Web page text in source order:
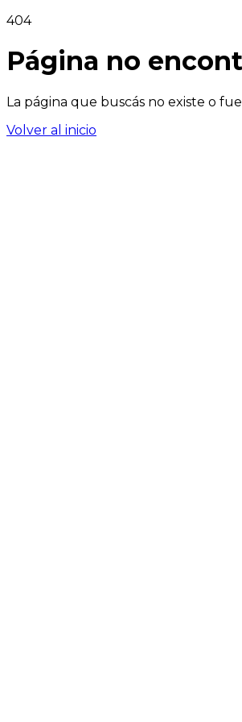
404
Página no
La página que buscás no existe o
Volver al inicio